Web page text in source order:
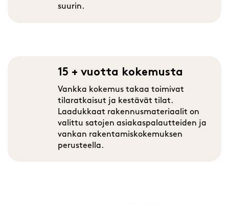
suurin.
15 + vuotta kokemusta
Vankka kokemus takaa toimivat
tilaratkaisut ja kestävät tilat.
Laadukkaat rakennusmateriaalit on
valittu satojen asiakaspalautteiden ja
vankan rakentamiskokemuksen
perusteella.